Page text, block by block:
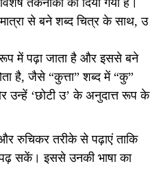
तकनीकों को दिया गया है।
से बने शब्द चित्र के साथ, उ
रूप में पढ़ा जाता है और इससे बने
है, जैसे “कुत्ता” शब्द में “कु”
उन्हें ‘छोटी उ’ के अनुदात्त रूप के
रुचिकर तरीके से पढ़ाएं ताकि
पढ़ सकें। इससे उनकी भाषा का